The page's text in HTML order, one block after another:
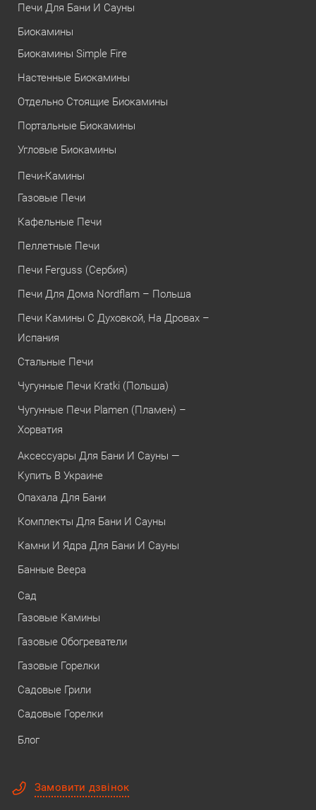
Печи Для Бани И Сауны
Биокамины
Биокамины Simple Fire
Настенные Биокамины
Отдельно Стоящие Биокамины
Портальные Биокамины
Угловые Биокамины
Печи-Камины
Газовые Печи
Кафельные Печи
Пеллетные Печи
Печи Ferguss (Сербия)
Печи Для Дома Nordflam – Польша
Печи Камины С Духовкой, На Дровах –
Испания
Стальные Печи
Чугунные Печи Kratki (Польша)
Чугунные Печи Plamen (Пламен) –
Хорватия
Аксессуары Для Бани И Сауны —
Купить В Украине
Опахала Для Бани
Комплекты Для Бани И Сауны
Камни И Ядра Для Бани И Сауны
Банные Веера
Сад
Газовые Камины
Газовые Обогреватели
Газовые Горелки
Садовые Грили
Садовые Горелки
Блог
Замовити дзвінок